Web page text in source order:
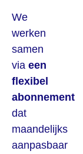
We
werken
samen
via een
flexibel
abonnement
dat
maandelijks
aanpasbaar